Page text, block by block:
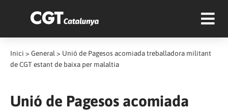
Inici > General > Unió de Pagesos acomiada treballadora militant
de CGT estant de baixa per malaltia
Unió de Pagesos acomiada